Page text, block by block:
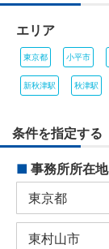
エリア
東京都 小平市
新秋津駅 秋津駅
条件を指定する
■ 事務所所在地